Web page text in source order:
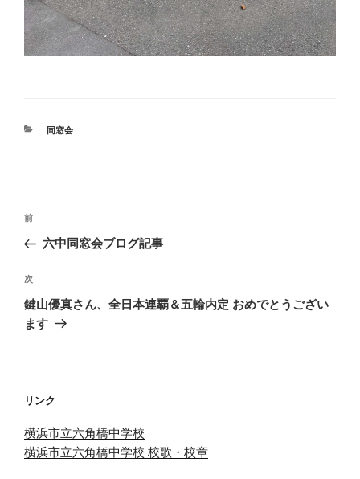
カ
同窓会
投
ナ
ビ
ゲ
ー
前
の
稿
前
六中同窓会ブログ記事
次
の
投
次
鍵山優真さん、全日本連覇＆五輪内定 おめでとうござい
ます
リンク
横浜市立六角橋中学校
横浜市立六角橋中学校 校歌・校章